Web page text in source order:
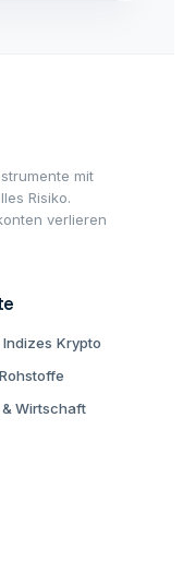
mit
Risiko.
verlieren
Indizes Krypto
Rohstoffe
Wirtschaft